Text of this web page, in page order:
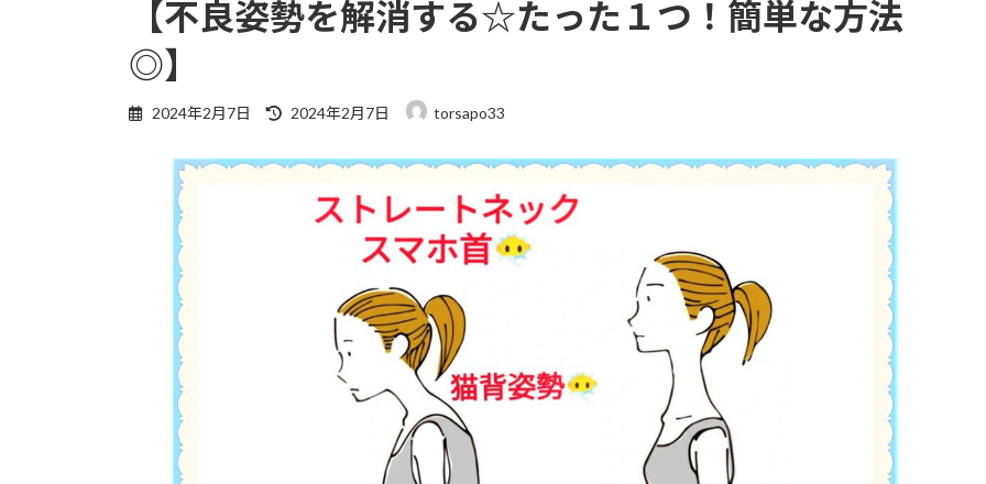
【不良姿勢を解消する☆たった１つ！簡単な方法
◎】
2024年2月7日
最
新
2024年2月7日 torsapo33